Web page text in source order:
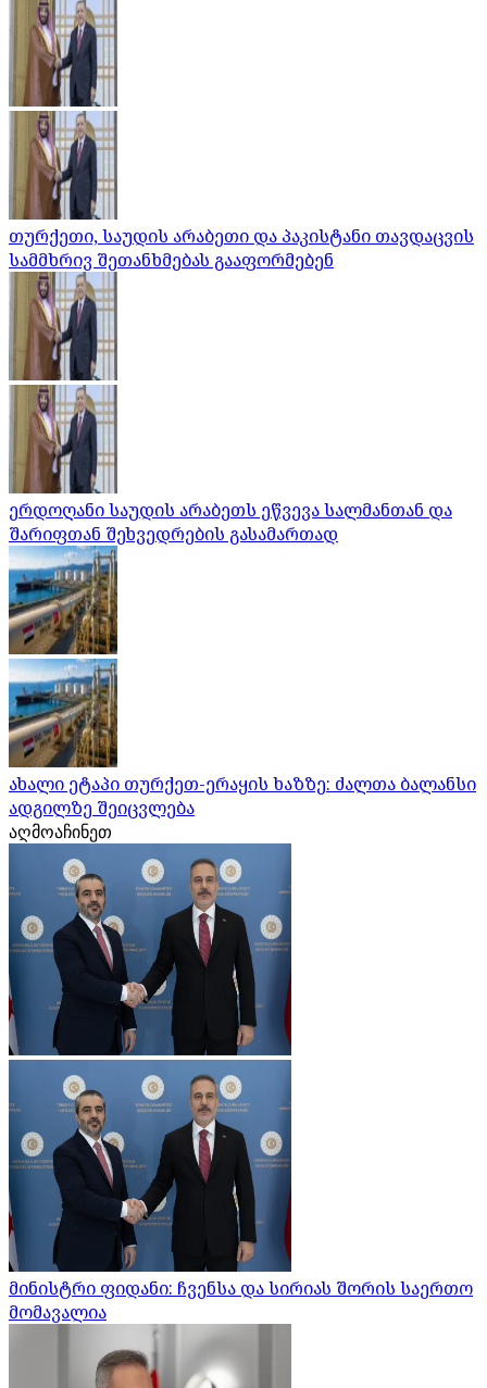
თურქეთი, საუდის არაბეთი და პაკისტანი თავდაცვის
სამმხრივ შეთანხმებას გააფორმებენ
ერდოღანი საუდის არაბეთს ეწვევა სალმანთან და
შარიფთან შეხვედრების გასამართად
ახალი ეტაპი თურქეთ-ერაყის ხაზზე: ძალთა ბალანსი
ადგილზე შეიცვლება
აღმოაჩინეთ
მინისტრი ფიდანი: ჩვენსა და სირიას შორის საერთო
მომავალია